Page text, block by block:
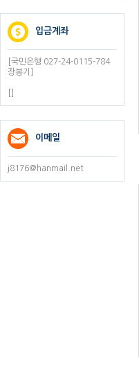
입금계좌
[국민은행 027-24-0115-784
장봉기]
이메일
j8176@hanmail.net